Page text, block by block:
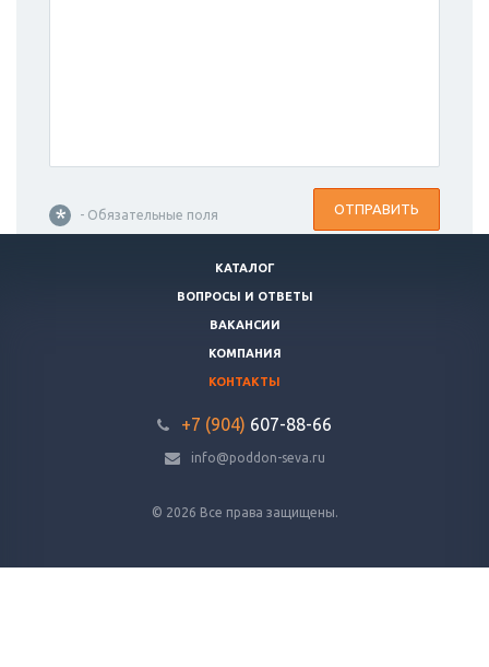
* - Обязательные поля ОТПРАВИТЬ
КАТАЛОГ
ВОПРОСЫ И ОТВЕТЫ
ВАКАНСИИ
КОМПАНИЯ
КОНТАКТЫ
+7 (904) 607-88-66
info@poddon-seva.ru
© 2026 Все права защищены.